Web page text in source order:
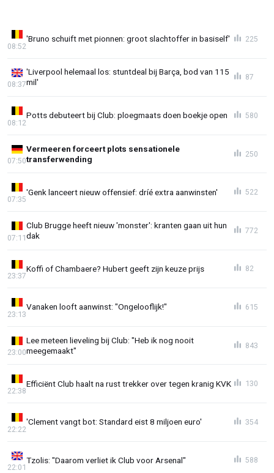
'Bruno schuift met pionnen: groot slachtoffer in basiself'
08:52
225
'Liverpool helemaal los: stuntdeal bij Barça, bod van 115
mil'
08:37
87
Potts debuteert bij Club: ploegmaats doen boekje open
08:12
580
Vermeeren forceert plots sensationele
transferwending
07:50
250
'Genk lanceert nieuw offensief: dríé extra aanwinsten'
07:35
522
Club Brugge heeft nieuw 'monster': kranten gaan uit hun
dak
07:11
772
Koffi of Chambaere? Hubert geeft zijn keuze prijs
23:37
82
Vanaken looft aanwinst: "Ongelooflijk!"
23:13
615
Lee meteen lieveling bij Club: "Heb ik nog nooit
meegemaakt"
23:00
843
Efficiënt Club haalt na rust trekker over tegen kranig KVK
22:38
130
'Clement vangt bot: Standard eist 8 miljoen euro'
22:22
354
Tzolis: "Daarom verliet ik Club voor Arsenal"
22:01
588